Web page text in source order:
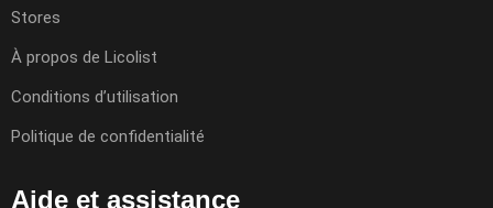
Stores
À propos de Licolist
Conditions d’utilisation
Politique de confidentialité
Aide et assistance